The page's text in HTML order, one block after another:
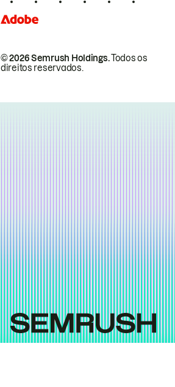
© 2026 Semrush Holdings.Todos os
direitos reservados.